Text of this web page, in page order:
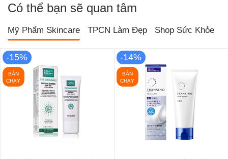
Có thể bạn sẽ quan tâm
Mỹ Phẩm Skincare TPCN Làm Đẹp Shop Sức Khỏe
-15%
BÁN
CHẠY
-14%
BÁN
CHẠY